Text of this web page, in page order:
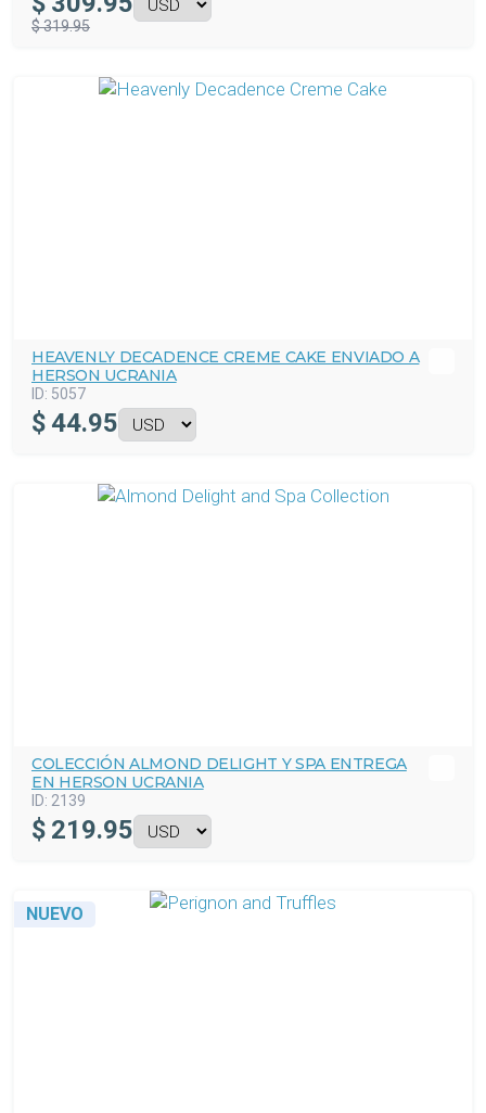
$ 319.95
HEAVENLY DECADENCE CREME CAKE ENVIADO A
HERSON UCRANIA
ID: 5057
$ 44.95
COLECCIÓN ALMOND DELIGHT Y SPA ENTREGA
EN HERSON UCRANIA
ID: 2139
$ 219.95
NUEVO